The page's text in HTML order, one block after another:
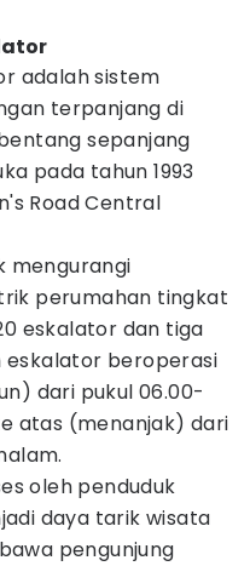
adalah sistem
terpanjang di
sepanjang
pada tahun 1993
Road Central
mengurangi
perumahan tingkat
eskalator dan tiga
eskalator beroperasi
dari pukul 06.00-
atas (menanjak) dari
oleh penduduk
daya tarik wisata
pengunjung